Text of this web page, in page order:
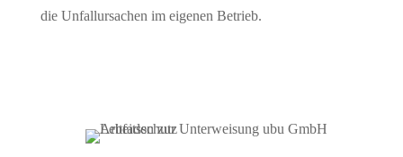
die Unfallursachen im eigenen Betrieb.